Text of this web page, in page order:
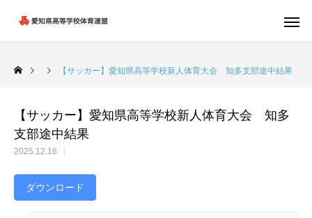
【サッカー】愛知県高等学校新人体育大会 知多支部途中結果
【サッカー】愛知県高等学校新人体育大会 知多
支部途中結果
2025.12.16
ダウンロード